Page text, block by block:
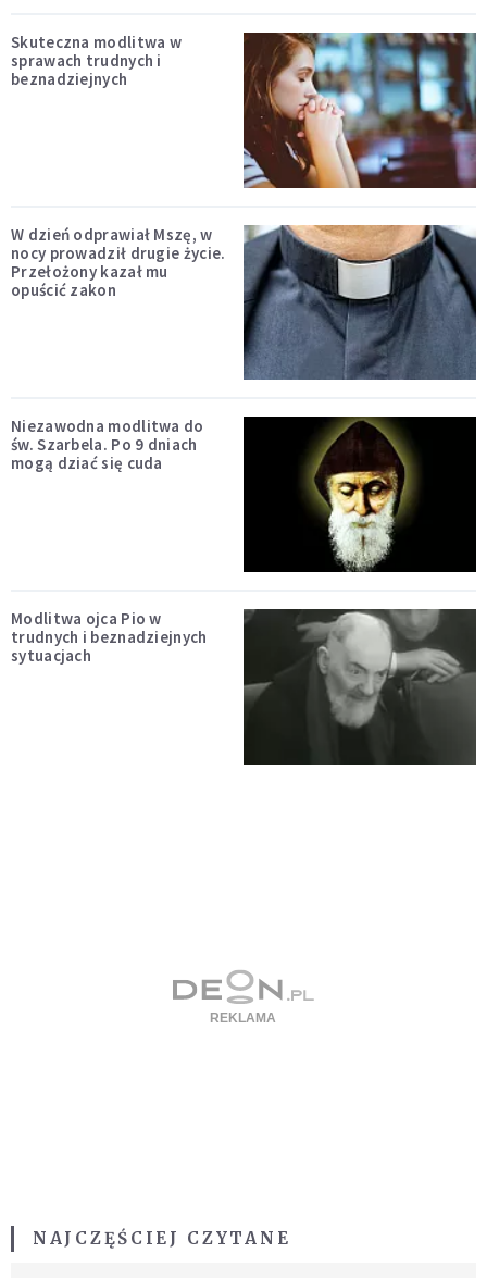
Skuteczna modlitwa w
sprawach trudnych i
beznadziejnych
W dzień odprawiał Mszę, w
nocy prowadził drugie życie.
Przełożony kazał mu
opuścić zakon
Niezawodna modlitwa do
św. Szarbela. Po 9 dniach
mogą dziać się cuda
Modlitwa ojca Pio w
trudnych i beznadziejnych
sytuacjach
NAJCZĘŚCIEJ CZYTANE